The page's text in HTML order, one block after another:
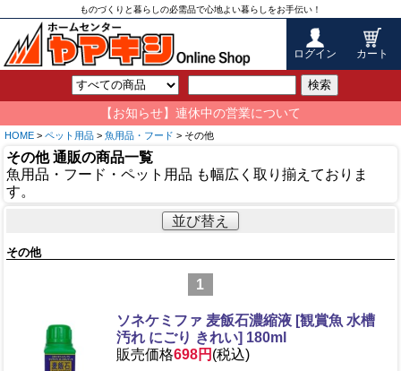
ものづくりと暮らしの必需品で心地よい暮らしをお手伝い！
ログイン カート
検索
【お知らせ】連休中の営業について
HOME > ペット用品 > 魚用品・フード > その他
その他 通販の商品一覧
魚用品・フード・ペット用品 も幅広く取り揃えておりま
す。
並び替え
その他
1
ソネケミファ 麦飯石濃縮液 [観賞魚 水槽
汚れ にごり きれい] 180ml
販売価格698円 (税込)